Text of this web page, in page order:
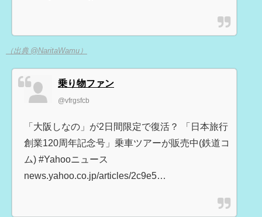
（出典 @NaritaWamu）
乗り物ファン
@vfrgsfcb
「大阪しなの」が2日間限定で復活？ 「日本旅行
創業120周年記念号」乗車ツアーが販売中(鉄道コ
ム) #Yahooニュース
news.yahoo.co.jp/articles/2c9e5…